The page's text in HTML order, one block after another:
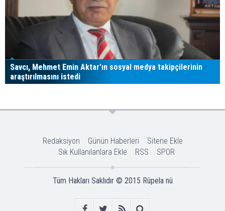
Savcı, Mehmet Emin Aktar'ın sosyal medya takipçilerinin
araştırılmasını istedi
Redaksiyon Günün Haberleri
Sitene Ekle
Sık Kullanılanlara Ekle
RSS SPOR
Tüm Hakları Saklıdır © 2015 Rûpela nû